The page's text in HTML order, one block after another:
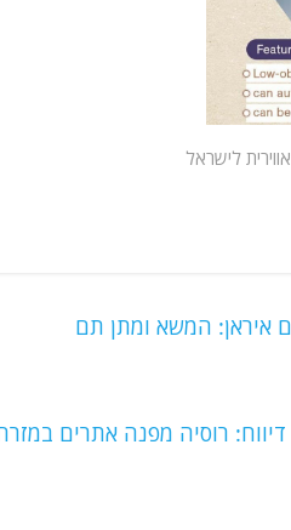
לישראל
איראן: המשא ומתן תם
דיווח: רוסיה מפנה אתרים